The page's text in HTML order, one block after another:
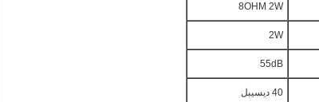
8OHM 2W
2W
55dB
40 ديسيبل